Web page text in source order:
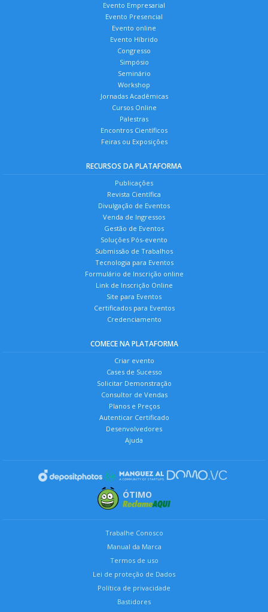
Evento Empresarial
Evento Presencial
Evento online
Evento Híbrido
Congresso
Simpósio
Seminário
Workshop
Jornadas Acadêmicas
Cursos Online
Palestras
Encontros Científicos
Feiras ou Exposições
RECURSOS DA PLATAFORMA
Publicações
Revista Científica
Divulgação de Eventos
Venda de Ingressos
Gestão de Eventos
Soluções Pós-evento
Submissão de Trabalhos
Tecnologia para Eventos
Formulário de Inscrição online
Link de Inscrição Online
Site para Eventos
Certificados para Eventos
Credenciamento
COMECE NA PLATAFORMA
Criar evento
Cases de Sucesso
Solicitar Demonstração
Consultor de Vendas
Planos e Preços
Autenticar Certificado
Desenvolvedores
Ajuda
ÓTIMO
Trabalhe Conosco
Manual da Marca
Termos de uso
Lei de proteção de Dados
Política de privacidade
Bastidores